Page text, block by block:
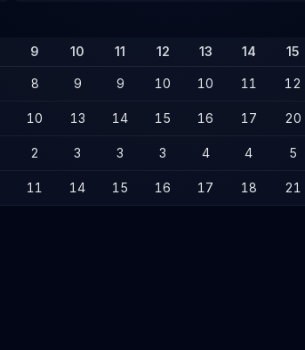
9 10 11 12 13 14 15
8 9 9 10 10 11 12
10 13 14 15 16 17 20
2 3 3 3 4 4 5
11 14 15 16 17 18 21